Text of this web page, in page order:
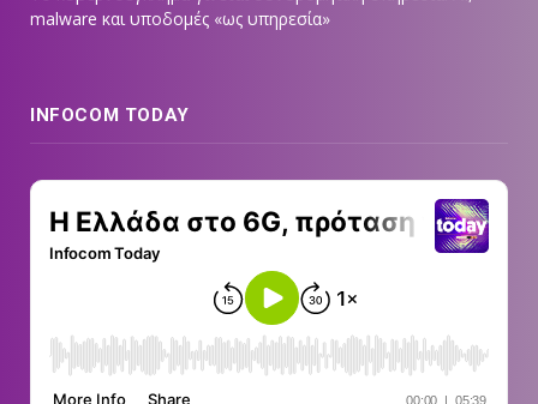
malware και υποδομές «ως υπηρεσία»
INFOCOM TODAY